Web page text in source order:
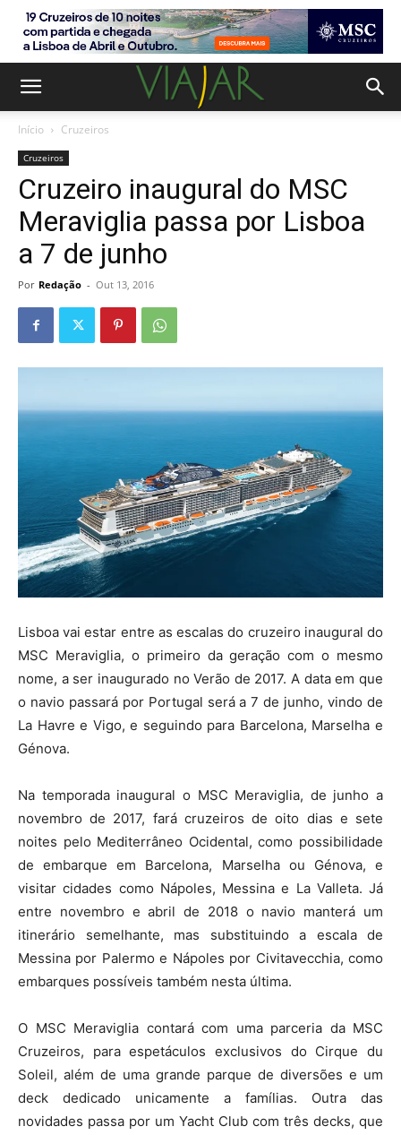
Início Cruzeiros
Cruzeiros
Cruzeiro inaugural do MSC
Meraviglia passa por Lisboa
a 7 de junho
Por Redação - Out 13, 2016
Lisboa vai estar entre as escalas do cruzeiro inaugural do
MSC Meraviglia, o primeiro da geração com o mesmo
nome, a ser inaugurado no Verão de 2017. A data em que
o navio passará por Portugal será a 7 de junho, vindo de
La Havre e Vigo, e seguindo para Barcelona, Marselha e
Génova.
Na temporada inaugural o MSC Meraviglia, de junho a
novembro de 2017, fará cruzeiros de oito dias e sete
noites pelo Mediterrâneo Ocidental, como possibilidade
de embarque em Barcelona, Marselha ou Génova, e
visitar cidades como Nápoles, Messina e La Valleta. Já
entre novembro e abril de 2018 o navio manterá um
itinerário semelhante, mas substituindo a escala de
Messina por Palermo e Nápoles por Civitavecchia, como
embarques possíveis também nesta última.
O MSC Meraviglia contará com uma parceria da MSC
Cruzeiros, para espetáculos exclusivos do Cirque du
Soleil, além de uma grande parque de diversões e um
deck dedicado unicamente a famílias. Outra das
novidades passa por um Yacht Club com três decks, que